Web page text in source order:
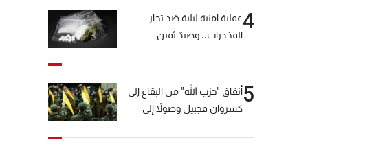
4عملية امنية ليلية ضد تجار
المخدرات.. وصيدٌ ثمين
5أنفاق "حزب الله" من البقاع إلى
كسروان فجبيل وصولاً إلى